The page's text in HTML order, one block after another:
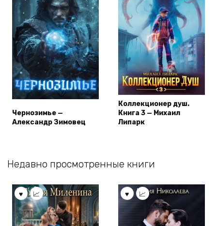
Чернозимье —
Александр Зимовец
Коллекционер душ.
Книга 3 — Михаил
Липарк
Недавно просмотренные книги